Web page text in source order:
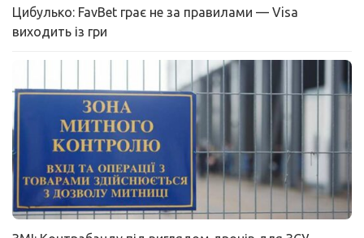
Цибулько: FavBet грає не за правилами — Visa
виходить із гри